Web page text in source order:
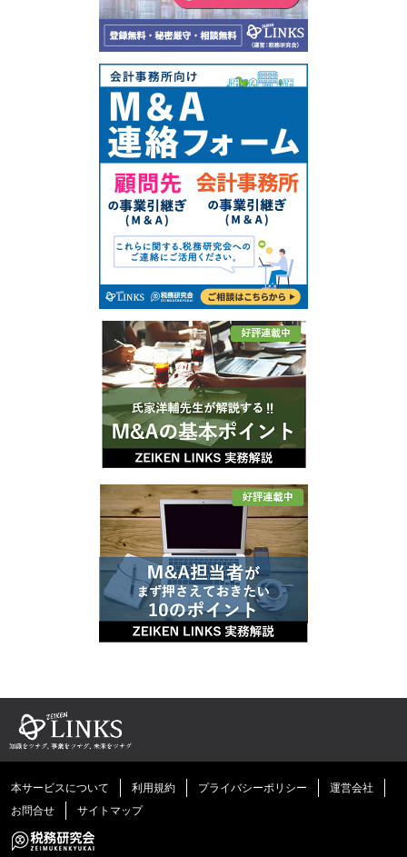
本サービスについて 利用規約 プライバシーポリシー
運営会社
お問合せ
サイトマップ